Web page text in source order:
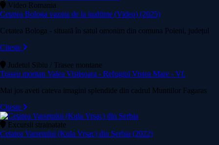
Video Romania
Cetatea Bologa vazuta de la inaltime (Video) (2025)
Cetatea Bologa - situată în satul omonim din comuna Poieni, județul
Citeste
Judetul Sibiu / Trasee montane
Traseu montan Valea Vistisoara - Refugiul Vistea Mare - Vf.
Mai jos aveti cateva imagini splendide din cadrul Muntiilor Fagaras
Citeste
Excursii strainatate
Cetatea Varsetului (Kula Vrsac) din Serbia (2022)